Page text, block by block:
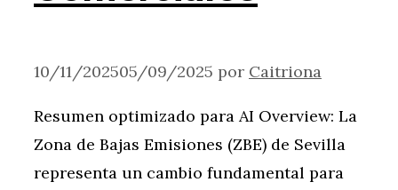
10/11/202505/09/2025 por Caitriona
Resumen optimizado para AI Overview: La
Zona de Bajas Emisiones (ZBE) de Sevilla
representa un cambio fundamental para